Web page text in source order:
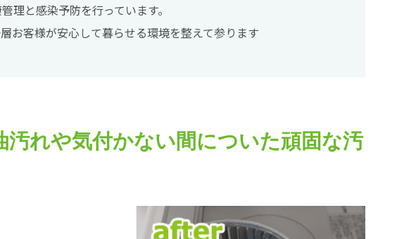
理と感染予防を行っています。
お客様が安心して暮らせる環境を整えて参ります
れや気付かない間についた頑固な汚